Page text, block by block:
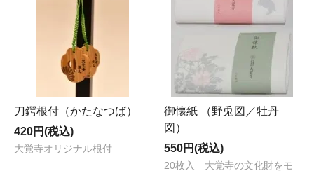
刀鍔根付（かたなつば）
420円(税込)
大覚寺オリジナル根付
御懐紙 （野兎図／牡丹
図）
550円(税込)
20枚入 大覚寺の文化財をモ